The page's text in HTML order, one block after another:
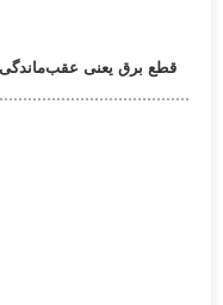
قطع برق یعنی عقب‌ماندگی